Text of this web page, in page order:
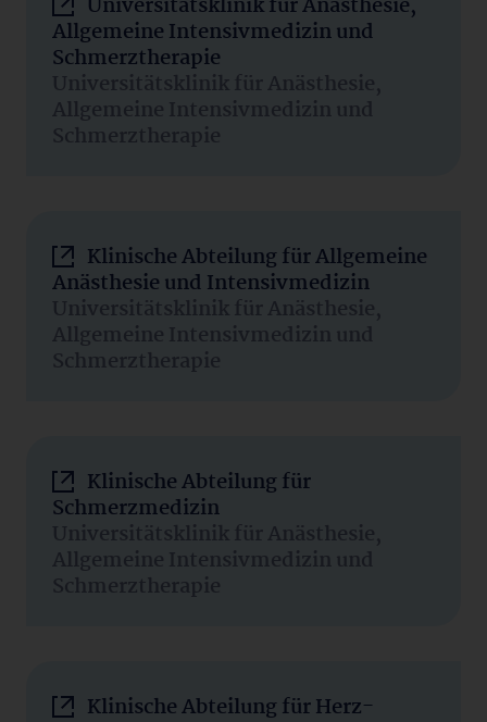
Universitätsklinik für Anästhesie,
Allgemeine Intensivmedizin und
Schmerztherapie
Universitätsklinik für Anästhesie,
Allgemeine Intensivmedizin und
Schmerztherapie
Klinische Abteilung für Allgemeine
Anästhesie und Intensivmedizin
Universitätsklinik für Anästhesie,
Allgemeine Intensivmedizin und
Schmerztherapie
Klinische Abteilung für
Schmerzmedizin
Universitätsklinik für Anästhesie,
Allgemeine Intensivmedizin und
Schmerztherapie
Klinische Abteilung für Herz-